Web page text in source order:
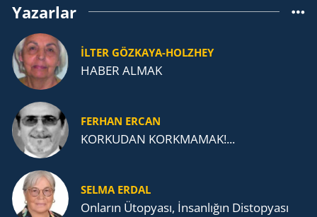
Yazarlar
İLTER GÖZKAYA-HOLZHEY
HABER ALMAK
FERHAN ERCAN
KORKUDAN KORKMAMAK!...
SELMA ERDAL
Onların Ütopyası, İnsanlığın Distopyası